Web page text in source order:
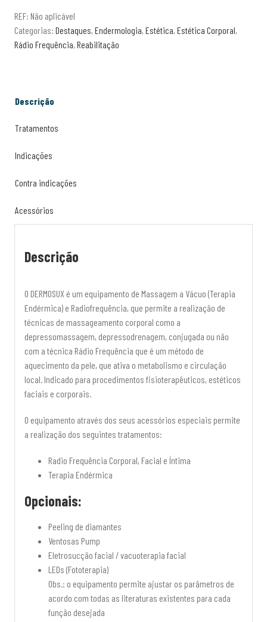
REF: Não aplicável
Categorias: Destaques, Endermologia, Estética, Estética Corporal,
Rádio Frequência, Reabilitação
Descrição
Tratamentos
Indicações
Contra indicações
Acessórios
Descrição
O DERMOSUX é um equipamento de Massagem a Vácuo (Terapia
Endérmica) e Radiofrequência, que permite a realização de
técnicas de massageamento corporal como a
depressomassagem, depressodrenagem, conjugada ou não
com a técnica Rádio Frequência que é um método de
aquecimento da pele, que ativa o metabolismo e circulação
local. Indicado para procedimentos fisioterapêuticos, estéticos
faciais e corporais.
O equipamento através dos seus acessórios especiais permite
a realização dos seguintes tratamentos:
Radio Frequência Corporal, Facial e Íntima
Terapia Endérmica
Opcionais:
Peeling de diamantes
Ventosas Pump
Eletro­sucção facial / vacuoterapia facial
LEDs (Fototerapia)
Obs.: o equipamento permite ajustar os parâmetros de
acordo com todas as literaturas existentes para cada
função desejada